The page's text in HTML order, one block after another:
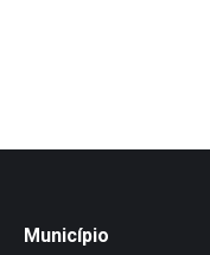
Município